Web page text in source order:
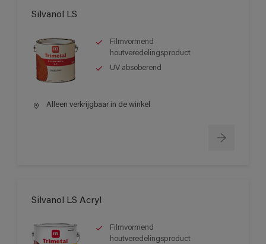
Silvanol LS
Filmvormend
houtveredelingsproduct
UV absoberend
Alleen verkrijgbaar in de winkel
Silvanol LS Acryl
Filmvormend
houtveredelingsproduct